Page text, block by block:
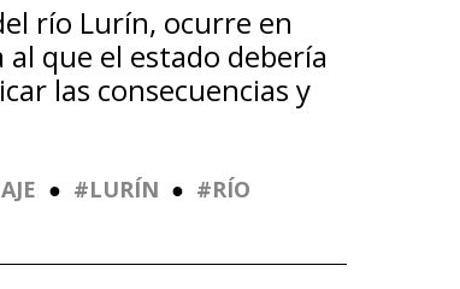
río Lurín, ocurre en
que el estado debería
las consecuencias y
● LURÍN ●
RÍO